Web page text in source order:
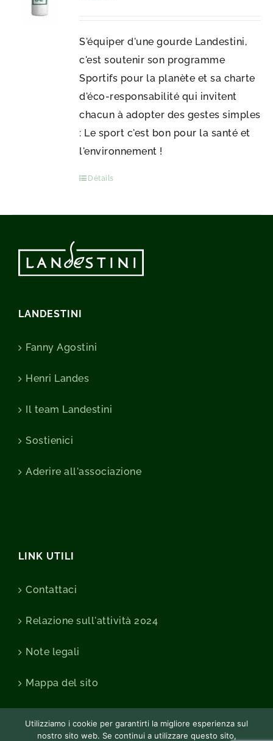
S'équiper d'une gourde Landestini,
c'est soutenir son programme
Sportifs pour la planète et sa charte
d'éco-responsabilité qui invitent
chacun à adopter des gestes simples
: Le sport c'est bon pour la santé et
l'environnement !
Détails
LANDESTINI
Fanny Agostini
Henri Landes
Il team Landestini
Sostienici
Aderire all'associazione
LINK UTILI
Contattaci
Relazione sull'attività 2024
Note legali
Mappa del sito
Utilizziamo i cookie per garantirti la migliore esperienza sul
nostro sito web. Se continui a utilizzare questo sito,